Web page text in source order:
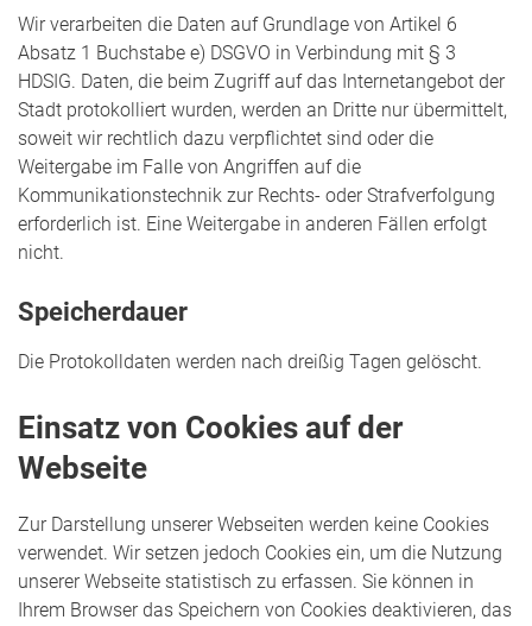
Wir verarbeiten die Daten auf Grundlage von Artikel 6
Absatz 1 Buchstabe e) DSGVO in Verbindung mit § 3
HDSIG. Daten, die beim Zugriff auf das Internetangebot der
Stadt protokolliert wurden, werden an Dritte nur übermittelt,
soweit wir rechtlich dazu verpflichtet sind oder die
Weitergabe im Falle von Angriffen auf die
Kommunikationstechnik zur Rechts- oder Strafverfolgung
erforderlich ist. Eine Weitergabe in anderen Fällen erfolgt
nicht.
Speicherdauer
Die Protokolldaten werden nach dreißig Tagen gelöscht.
Einsatz von Cookies auf der
Webseite
Zur Darstellung unserer Webseiten werden keine Cookies
verwendet. Wir setzen jedoch Cookies ein, um die Nutzung
unserer Webseite statistisch zu erfassen. Sie können in
Ihrem Browser das Speichern von Cookies deaktivieren, das